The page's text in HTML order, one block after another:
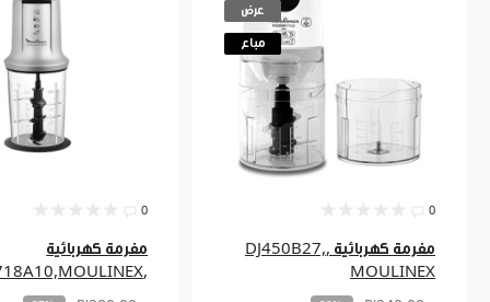
عرض
مباع
0
مفرمة كهربائية ,DJ450B27,
MOULINEX
0
مفرمة كهربائية
,AT718A10,MOULINEX